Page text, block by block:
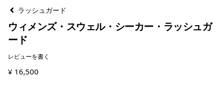
ラッシュガード
ウィメンズ・スウェル・シーカー・ラッシュガ
ード
レビューを書く
¥ 16,500